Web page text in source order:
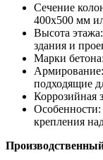
Сечение
400х500 мм
Высота
здания и
Марки
подходящие
Коррозийная
крепления